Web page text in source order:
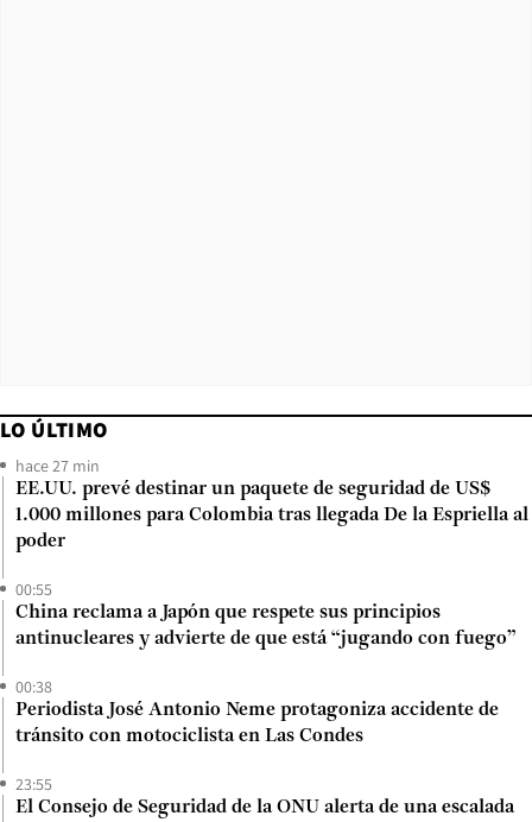
LO ÚLTIMO
hace 27 min
EE.UU. prevé destinar un paquete de seguridad de US$
1.000 millones para Colombia tras llegada De la Espriella al
poder
00:55
China reclama a Japón que respete sus principios
antinucleares y advierte de que está “jugando con fuego”
00:38
Periodista José Antonio Neme protagoniza accidente de
tránsito con motociclista en Las Condes
23:55
El Consejo de Seguridad de la ONU alerta de una escalada